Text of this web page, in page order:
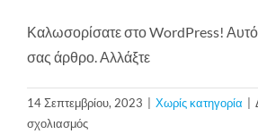
Καλωσορίσατε στο WordPress! Αυτό
σας άρθρο. Αλλάξτε
14 Σεπτεμβρίου, 2023 Χωρίς κατηγορία
σχολιασμόςστο